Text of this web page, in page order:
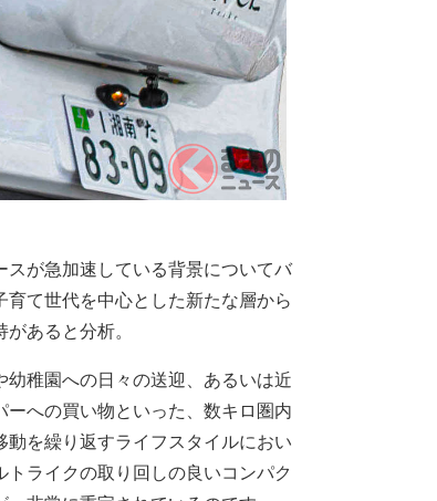
が急加速している背景についてバ
育て世代を中心とした新たな層から
あると分析。
稚園への日々の送迎、あるいは近
ーへの買い物といった、数キロ圏内
動を繰り返すライフスタイルにおい
トライクの取り回しの良いコンパク